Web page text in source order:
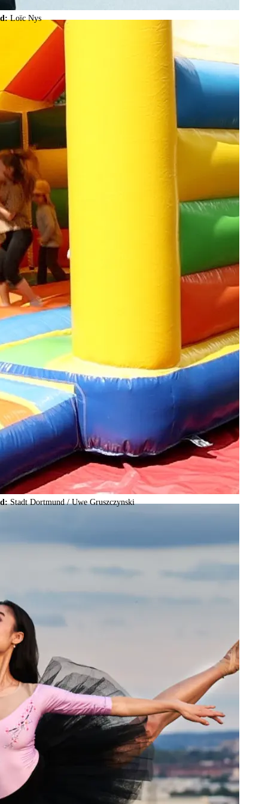
Loïc Nys
Stadt Dortmund /Uwe Gruszczynski